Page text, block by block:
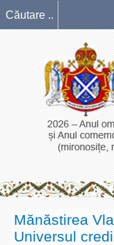
Mănăstirea
Universul